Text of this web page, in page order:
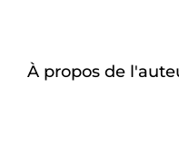
À propos de